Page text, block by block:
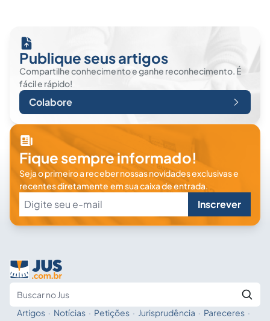
Publique seus artigos
Compartilhe conhecimento e ganhe reconhecimento. É
fácil e rápido!
Colabore
Fique sempre informado!
Seja o primeiro a receber nossas novidades exclusivas e
recentes diretamente em sua caixa de entrada.
Inscrever
Artigos · Notícias · Petições · Jurisprudência · Pareceres ·